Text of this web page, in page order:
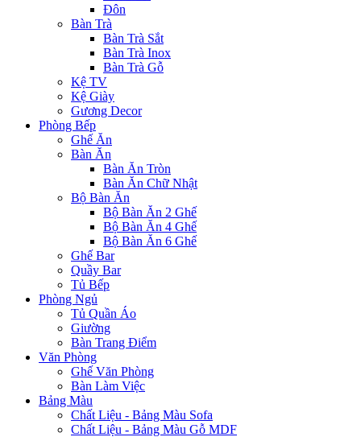
Đôn
Bàn Trà
Bàn Trà Sắt
Bàn Trà Inox
Bàn Trà Gỗ
Kệ TV
Kệ Giày
Gương Decor
Phòng Bếp
Ghế Ăn
Bàn Ăn
Bàn Ăn Tròn
Bàn Ăn Chữ Nhật
Bộ Bàn Ăn
Bộ Bàn Ăn 2 Ghế
Bộ Bàn Ăn 4 Ghế
Bộ Bàn Ăn 6 Ghế
Ghế Bar
Quầy Bar
Tủ Bếp
Phòng Ngủ
Tủ Quần Áo
Giường
Bàn Trang Điểm
Văn Phòng
Ghế Văn Phòng
Bàn Làm Việc
Bảng Màu
Chất Liệu - Bảng Màu Sofa
Chất Liệu - Bảng Màu Gỗ MDF